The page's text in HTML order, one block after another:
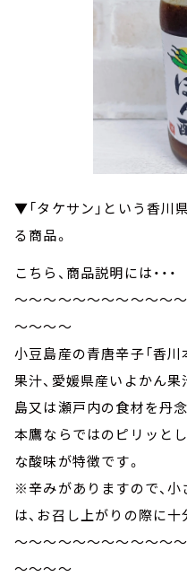
▼「タケサン」という香川
る商品。
こちら、商品説明には・・・
～～～～～～～～～～～
～～～～
小豆島産の青唐辛子「香川
果汁、愛媛県産いよかん
島又は瀬戸内の食材を丹
本鷹ならではのピリッと
な酸味が特徴です。
※辛みがありますので、
は、お召し上がりの際に十
～～～～～～～～～～～
～～～～